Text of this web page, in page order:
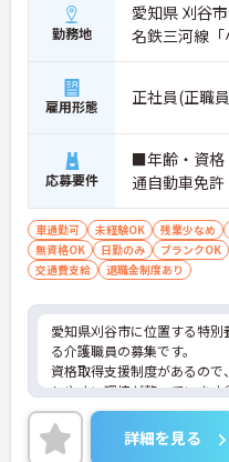
勤務地
愛知県 刈谷
名鉄三河線
雇用形態 正社員(正職
応募要件
■年齢・資
通自動車免
車通勤可 未経験OK 残業少なめ
無資格OK
日勤のみ ブランクOK
交通費支給
退職金制度あり
愛知県刈谷市に位置する特
る介護職員の募集です。
資格取得支援制度があるので
しやすい環境が整っていま
マイカー通勤可能なので通
ご興味のある方には面接ポイ
で、お気軽にお問い合わせく
詳細を見る